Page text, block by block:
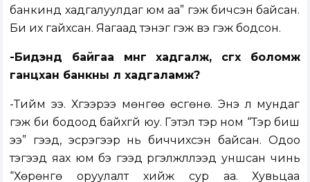
банкинд хадгалуулдаг юм аа” гэж бичсэн байсан.
Би их гайхсан. Яагаад тэнэг гэж вэ гэж бодсон.
-Бидэнд байгаа мөнгөө хадгалж, өсгөх боломж
ганцхан банкны л хадгаламж?
-Тийм ээ. Хүүгээрээ мөнгөө өсгөнө. Энэ л мундаг
гэж би бодоод байхгүй юу. Гэтэл тэр ном “Тэр биш
ээ” гээд, эсрэгээр нь биччихсэн байсан. Одоо
тэгээд яах юм бэ гээд үргэлжлүүлээд уншсан чинь
“Хөрөнгө оруулалт хийж сур аа. Хувьцаа